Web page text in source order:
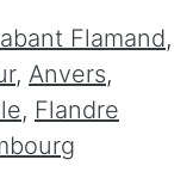
Flamand,
, Anvers,
, Flandre